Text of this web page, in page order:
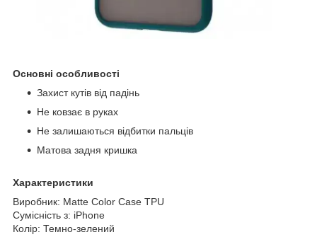
Основні особливості
Захист кутів від падінь
Не ковзає в руках
Не залишаються відбитки пальців
Матова задня кришка
Характеристики
Виробник: Matte Color Case TPU
Сумісність з: iPhone
Колір: Темно-зелений